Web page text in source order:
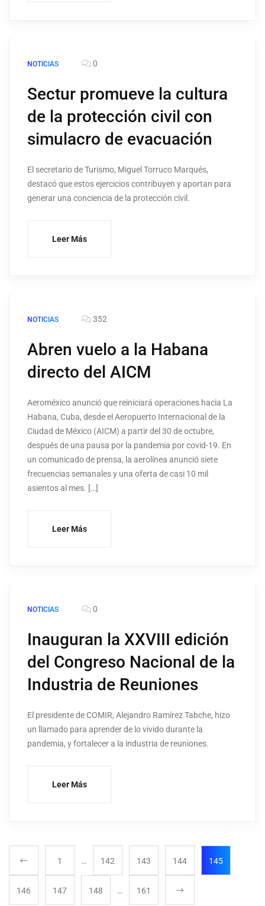
NOTICIAS 0
Sectur promueve la cultura
de la protección civil con
simulacro de evacuación
El secretario de Turismo, Miguel Torruco Marqués,
destacó que estos ejercicios contribuyen y aportan para
generar una conciencia de la protección civil.
Leer Más
NOTICIAS 352
Abren vuelo a la Habana
directo del AICM
Aeroméxico anunció que reiniciará operaciones hacia La
Habana, Cuba, desde el Aeropuerto Internacional de la
Ciudad de México (AICM) a partir del 30 de octubre,
después de una pausa por la pandemia por covid-19. En
un comunicado de prensa, la aerolínea anunció siete
frecuencias semanales y una oferta de casi 10 mil
asientos al mes. […]
Leer Más
NOTICIAS 0
Inauguran la XXVIII edición
del Congreso Nacional de la
Industria de Reuniones
El presidente de COMIR, Alejandro Ramírez Tabche, hizo
un llamado para aprender de lo vivido durante la
pandemia, y fortalecer a la industria de reuniones.
Leer Más
1 … 142 143 144 145
146 147 148 … 161